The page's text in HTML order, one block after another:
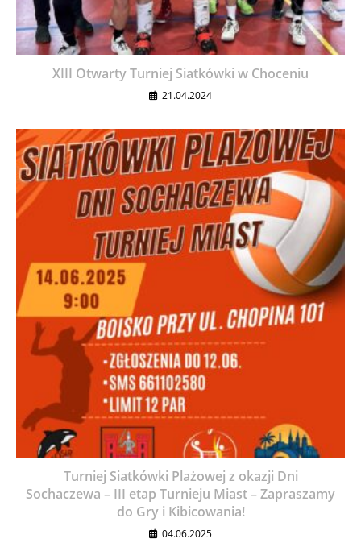
XIII Otwarty Turniej Siatkówki w Choceniu
21.04.2024
Turniej Siatkówki Plażowej z okazji Dni
Sochaczewa – III etap Turnieju Miast – Zapraszamy
do Gry i Kibicowania!
04.06.2025